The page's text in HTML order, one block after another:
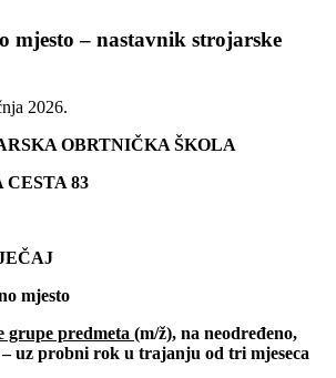
mjesto – nastavnik strojarske
2026.
OBRTNIČKA ŠKOLA
CESTA 83
grupe predmeta (m/ž), na neodređeno,
uz probni rok u trajanju od tri mjeseca